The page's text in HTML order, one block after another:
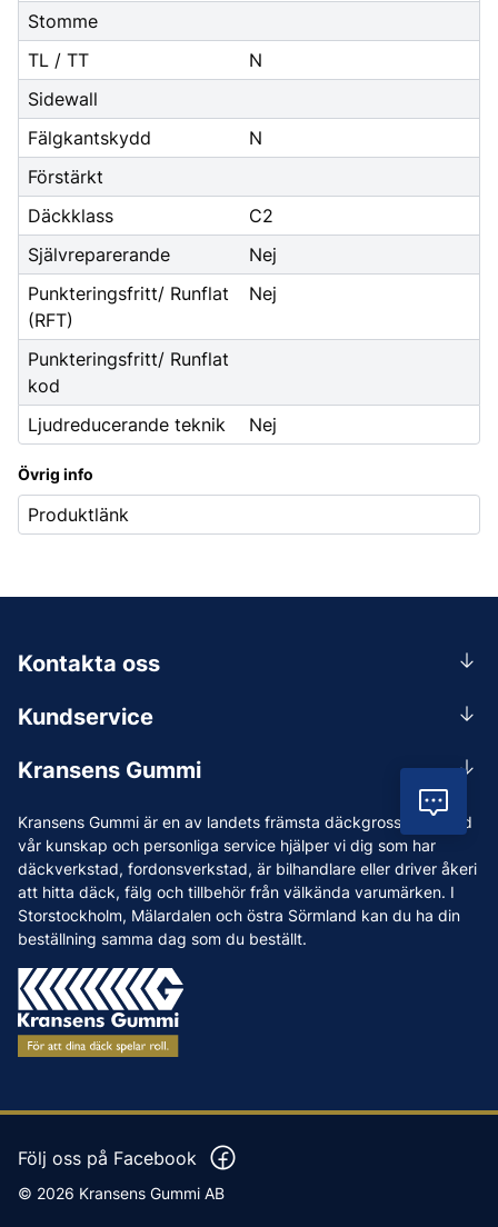
Stomme
TL / TT
N
Sidewall
Fälgkantskydd
N
Förstärkt
Däckklass
C2
Självreparerande
Nej
Punkteringsfritt/ Runflat
(RFT)
Nej
Punkteringsfritt/ Runflat
kod
Ljudreducerande teknik
Nej
Övrig info
Produktlänk
Kransens Gummi är en av landets främsta däckgrossister. Med
vår kunskap och personliga service hjälper vi dig som har
däckverkstad, fordonsverkstad, är bilhandlare eller driver åkeri
att hitta däck, fälg och tillbehör från välkända varumärken. I
Storstockholm, Mälardalen och östra Sörmland kan du ha din
beställning samma dag som du beställt.
Kundservice
Leverans
Reklamation & återköp
Betalning & faktura
Köpvillkor
Vanliga frågor och svar
Kransens Gummi
Vi som jobbar på Kransens Gummi
Jobba hos oss
Nyheter
Tips & Råd
Varumärken
Våra Verkstäder
Press
Kontakta oss
0156-409 00
Mån-Tors 07.30-16:30, Fre 07.30-15.00.
Lunchstängt 12:00-12:30
Följ oss på Facebook
© 2026 Kransens Gummi AB